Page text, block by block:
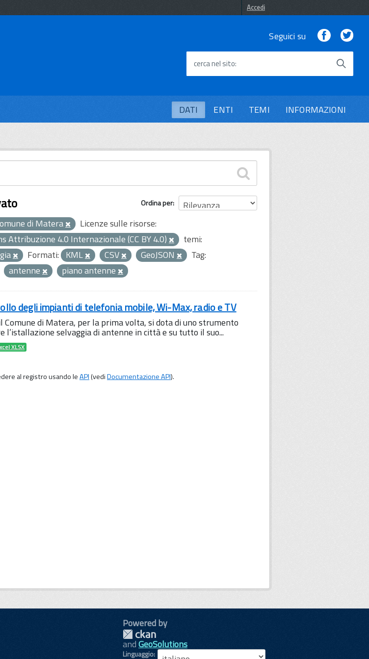
Accedi
Seguici su Facebook
cerca nel sito
DATI ENTI TEMI INFORMAZIONI
Ordina per
di Matera
Licenze sulle risorse:
Attribuzione 4.0 Internazionale (CC BY 4.0)
temi:
Formati: KML CSV GeoJSON
Tag:
antenne piano antenne
degli impianti di telefonia mobile, Wi-Max, radio e TV
Comune di Matera, per la prima volta, si dota di uno strumento
l’istallazione selvaggia di antenne in città e su tutto il suo...
XLSX
al registro usando leAPI(vediDocumentazione API).
Powered by
andGeoSolutions
Linguaggio